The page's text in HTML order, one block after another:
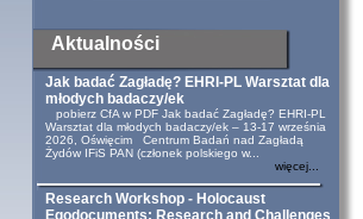
Aktualności
Jak badać Zagładę? EHRI-PL Warsztat dla
młodych badaczy/ek
pobierz CfA w PDF Jak badać Zagładę? EHRI-PL
Warsztat dla młodych badaczy/ek – 13-17 września
2026, Oświęcim Centrum Badań nad Zagładą
Żydów IFiS PAN (członek polskiego w...
więcej...
Research Workshop - Holocaust
Egodocuments: Research and Challenges